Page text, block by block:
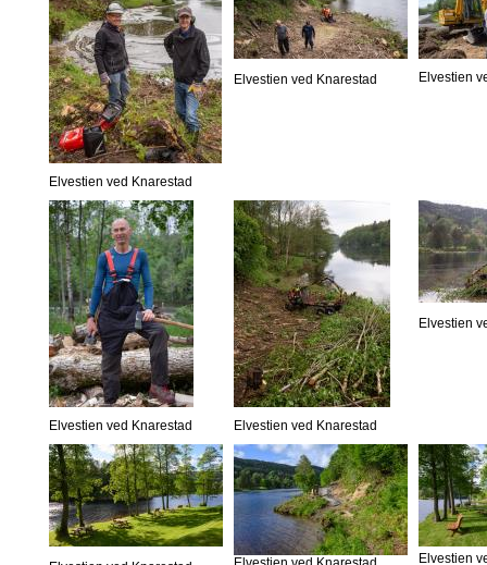
Elvestien ved Knarestad
Elvestien ved Knarestad Elvestien
Elvestien ved Knarestad Elvestien ved Knarestad
Elvestien
Elvestien